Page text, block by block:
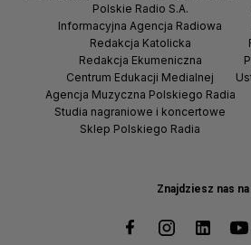
Znajdziesz nas na
Polskie Radio S.A.
Informacyjna Agencja Radiowa
Redakcja Katolicka
Redakcja Ekumeniczna
Centrum Edukacji Medialnej
Agencja Muzyczna Polskiego Radia
Studia nagraniowe i koncertowe
Sklep Polskiego Radia